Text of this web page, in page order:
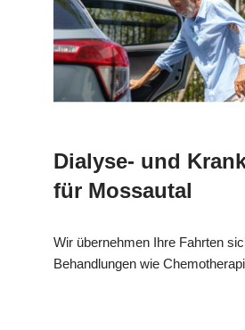
Dialyse- und
für Mossautal
Wir übernehmen Ihre Fahrten
Behandlungen wie